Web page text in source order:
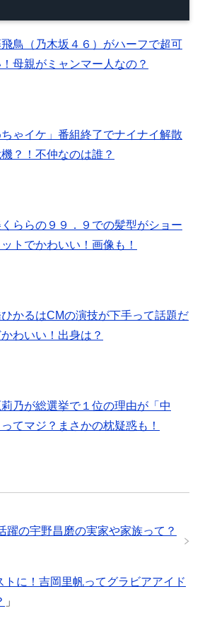
鳥（乃木坂４６）がハーフで超可
母親がミャンマー人なの？
ちゃイケ」番組終了でナイナイ解散
？！不仲なのは誰？
ららの９９．９での髪型がショー
ットでかわいい！画像も！
かるはCMの演技が下手って話題だ
わいい！出身は？
乃が総選挙で１位の理由が「中
てマジ？まさかの枕疑惑も！
躍の宇野昌磨の実家や家族って？
トに！吉岡里帆ってグラビアアイド
」